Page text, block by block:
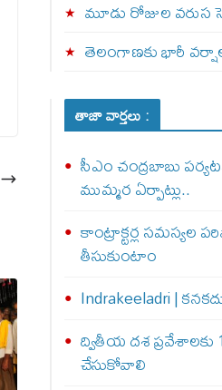
మూడు రోజుల వరుస
తెలంగాణకు భారీ
తాజా వార్తలు :
సీఎం చంద్రబాబు
ముమ్మర ఏర్పాట్లు..
కాంట్రాక్టర్ల సమస్యల
తీసుకుంటాం
Indrakeeladri |
ద్వితీయ దశ
చేసుకోవాలి